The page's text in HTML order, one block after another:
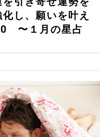
し、願いを叶え
〜１月の星占